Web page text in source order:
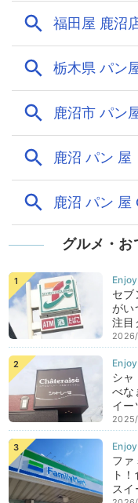
グルメ・お
セブ
がい
注目
シャ
べな
イー
ファ
ト
スイ